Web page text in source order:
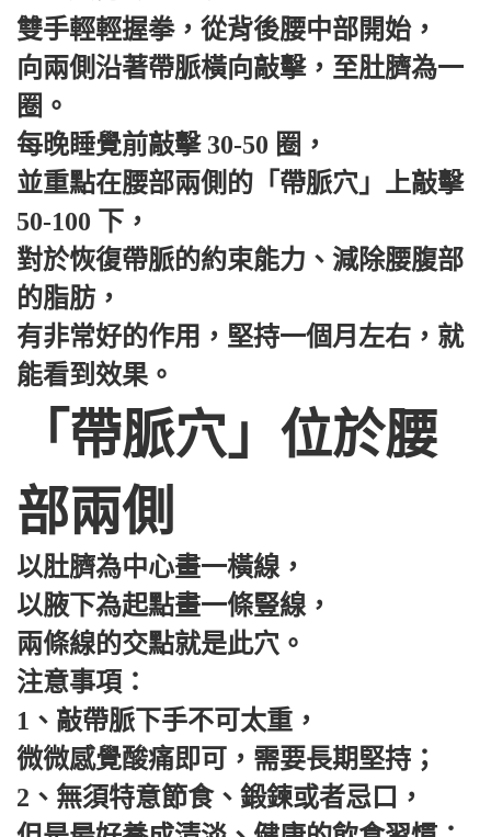
雙手輕輕握拳，從背後腰中部開始，
向兩側沿著帶脈橫向敲擊，至肚臍為一
圈。
每晚睡覺前敲擊 30-50 圈，
並重點在腰部兩側的「帶脈穴」上敲擊
50-100 下，
對於恢復帶脈的約束能力、減除腰腹部
的脂肪，
有非常好的作用，堅持一個月左右，就
能看到效果。
「帶脈穴」位於腰
部兩側
以肚臍為中心畫一橫線，
以腋下為起點畫一條豎線，
兩條線的交點就是此穴。
注意事項：
1、敲帶脈下手不可太重，
微微感覺酸痛即可，需要長期堅持；
2、無須特意節食、鍛鍊或者忌口，